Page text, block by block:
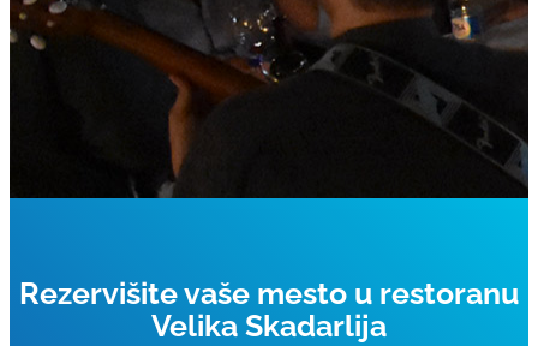
Rezervišite vaše mesto u restoranu
Velika Skadarlija